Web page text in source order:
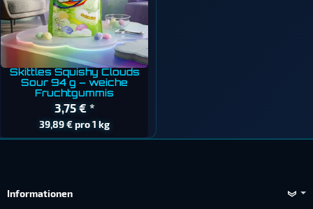
Skittles Squishy Clouds
Sour 94 g – weiche
Fruchtgummis
3,75 € *
39,89 € pro 1 kg
Informationen